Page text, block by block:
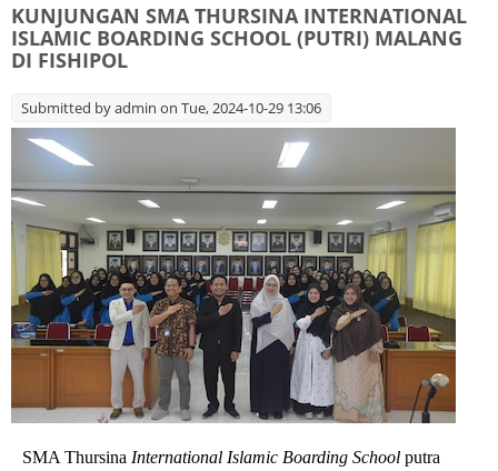
KUNJUNGAN SMA THURSINA INTERNATIONAL
ISLAMIC BOARDING SCHOOL (PUTRI) MALANG
DI FISHIPOL
Submitted byadmin on Tue, 2024-10-29 13:06
SMA Thursina International Islamic Boarding School putra